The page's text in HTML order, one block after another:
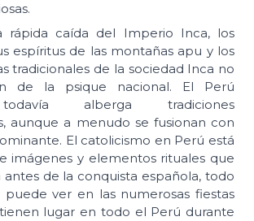
rápida caída del Imperio Inca, los
espíritus de las montañas apu y los
tradicionales de la sociedad Inca no
de la psique nacional. El Perú
alberga tradiciones
aunque a menudo se fusionan con
El catolicismo en Perú está
imágenes y elementos rituales que
de la conquista española, todo
ver en las numerosas fiestas
lugar en todo el Perú durante